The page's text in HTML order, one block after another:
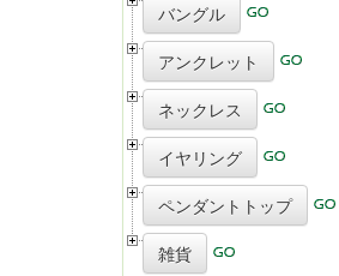
バングル
アンクレット
ネックレス
イヤリング
ペンダントトップ
雑貨